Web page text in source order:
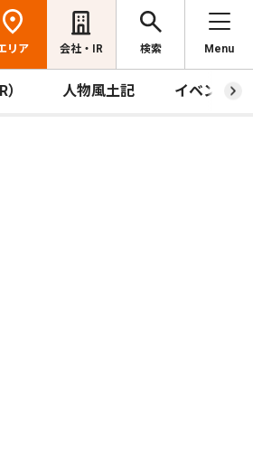
リア 会社・IR 検索 Menu
人物風土記 イベント